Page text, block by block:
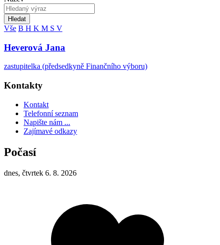
Hledat
Vše B H K M S V
Heverová Jana
zastupitelka (předsedkyně Finančního výboru)
Kontakty
Kontakt
Telefonní seznam
Napište nám ...
Zajímavé odkazy
Počasí
dnes, čtvrtek 6. 8. 2026